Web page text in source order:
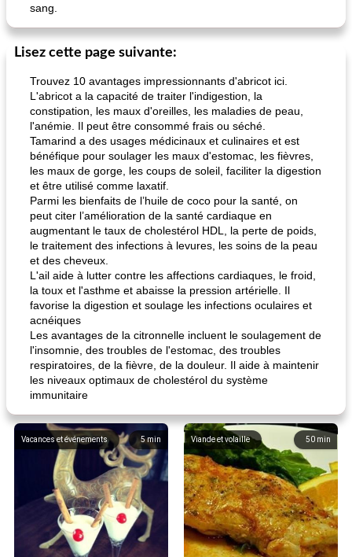
sang.
Lisez cette page suivante:
Trouvez 10 avantages impressionnants d'abricot ici.
L'abricot a la capacité de traiter l'indigestion, la
constipation, les maux d'oreilles, les maladies de peau,
l'anémie. Il peut être consommé frais ou séché.
Tamarind a des usages médicinaux et culinaires et est
bénéfique pour soulager les maux d'estomac, les fièvres,
les maux de gorge, les coups de soleil, faciliter la digestion
et être utilisé comme laxatif.
Parmi les bienfaits de l’huile de coco pour la santé, on
peut citer l’amélioration de la santé cardiaque en
augmentant le taux de cholestérol HDL, la perte de poids,
le traitement des infections à levures, les soins de la peau
et des cheveux.
L'ail aide à lutter contre les affections cardiaques, le froid,
la toux et l'asthme et abaisse la pression artérielle. Il
favorise la digestion et soulage les infections oculaires et
acnéiques
Les avantages de la citronnelle incluent le soulagement de
l'insomnie, des troubles de l'estomac, des troubles
respiratoires, de la fièvre, de la douleur. Il aide à maintenir
les niveaux optimaux de cholestérol du système
immunitaire
5min
Vacances et événements 50 min
Viande et volaille